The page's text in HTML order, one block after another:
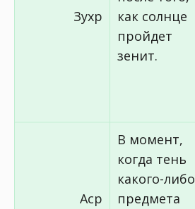
Зухр
как солнце
пройдет
зенит.
Аср
В момент,
когда тень
какого-либо
предмета